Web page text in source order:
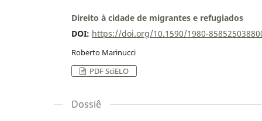
Direito à cidade de migrantes e refugiados
DOI: https://doi.org/10.1590/1980-
Roberto Marinucci
PDF SciELO
Dossiê